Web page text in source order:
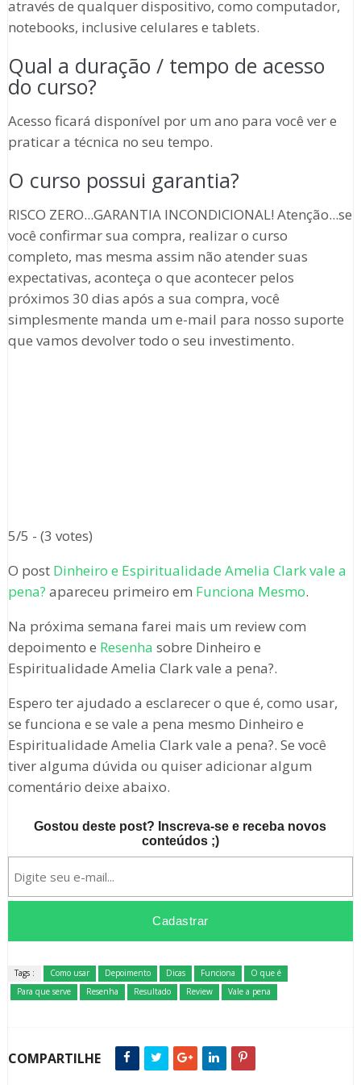
através de qualquer dispositivo, como computador,
notebooks, inclusive celulares e tablets.
Qual a duração / tempo de acesso
do curso?
Acesso ficará disponível por um ano para você ver e
praticar a técnica no seu tempo.
O curso possui garantia?
RISCO ZERO...GARANTIA INCONDICIONAL! Atenção...se
você confirmar sua compra, realizar o curso
completo, mas mesma assim não atender suas
expectativas, aconteça o que acontecer pelos
próximos 30 dias após a sua compra, você
simplesmente manda um e-mail para nosso suporte
que vamos devolver todo o seu investimento.
5/5 - (3 votes)
O post Dinheiro e Espiritualidade Amelia Clark vale a
pena? apareceu primeiro em Funciona Mesmo.
Na próxima semana farei mais um review com
depoimento e Resenha sobre Dinheiro e
Espiritualidade Amelia Clark vale a pena?.
Espero ter ajudado a esclarecer o que é, como usar,
se funciona e se vale a pena mesmo Dinheiro e
Espiritualidade Amelia Clark vale a pena?. Se você
tiver alguma dúvida ou quiser adicionar algum
comentário deixe abaixo.
Gostou deste post? Inscreva-se e receba novos
conteúdos ;)
Tags : Como usar Depoimento Dicas Funciona
O que é
Para que serve
Resenha Resultado Review Vale a pena
COMPARTILHE